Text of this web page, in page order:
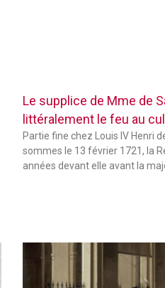
Le supplice de Mme de
littéralement le feu au cul
Partie fine chez Louis IV Henri
sommes le 13 février 1721, la
années devant elle avant la